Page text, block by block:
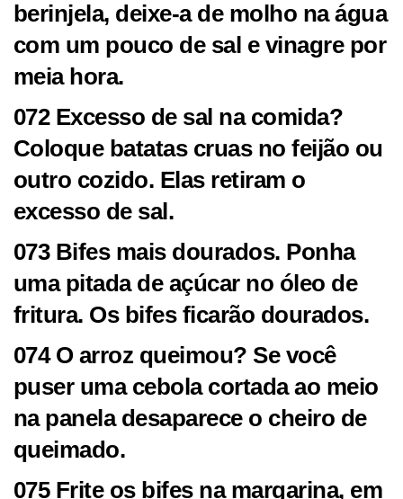
berinjela, deixe-a de molho na água
com um pouco de sal e vinagre por
meia hora.
072 Excesso de sal na comida?
Coloque batatas cruas no feijão ou
outro cozido. Elas retiram o
excesso de sal.
073 Bifes mais dourados. Ponha
uma pitada de açúcar no óleo de
fritura. Os bifes ficarão dourados.
074 O arroz queimou? Se você
puser uma cebola cortada ao meio
na panela desaparece o cheiro de
queimado.
075 Frite os bifes na margarina, em